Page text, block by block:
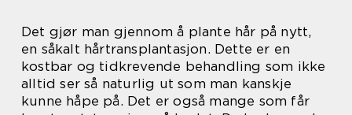
Det gjør man gjennom å plante hår på nytt,
en såkalt hårtransplantasjon. Dette er en
kostbar og tidkrevende behandling som ikke
alltid ser så naturlig ut som man kanskje
kunne håpe på. Det er også mange som får